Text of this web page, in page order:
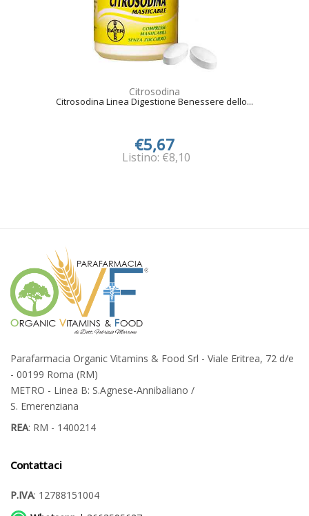
Citrosodina
Citrosodina Linea Digestione Benessere dello...
€5,67
Listino: €8,10
Parafarmacia Organic Vitamins & Food Srl - Viale Eritrea, 72 d/e
- 00199 Roma (RM)
METRO - Linea B: S.Agnese-Annibaliano /
S. Emerenziana
REA: RM - 1400214
Contattaci
P.IVA: 12788151004